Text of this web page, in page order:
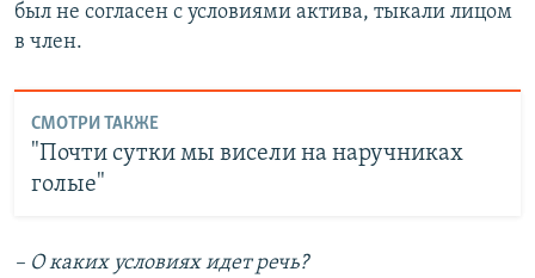
был не согласен с условиями актива, тыкали лицом
в член.
СМОТРИ ТАКЖЕ
"Почти сутки мы висели на наручниках
голые"
– О каких условиях идет речь?